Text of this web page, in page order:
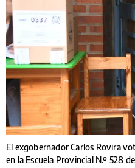
El exgobernador Carlos Rovira
en la Escuela Provincial N.º 528